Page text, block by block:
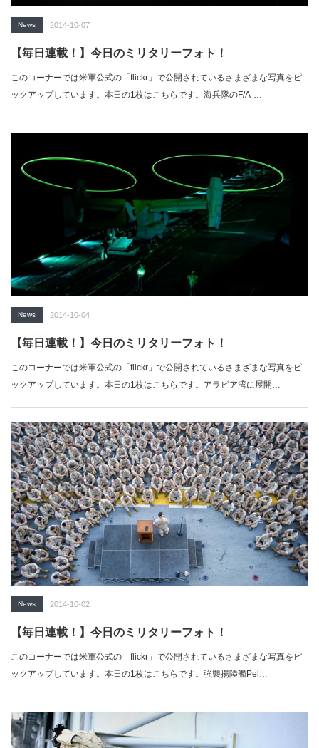
News 2014-10-07
【毎日連載！】今日のミリタリーフォト！
このコーナーでは米軍公式の「flickr」で公開されているさまざまな写真をピ
ックアップしています。本日の1枚はこちらです。海兵隊のF/A-…
News 2014-10-04
【毎日連載！】今日のミリタリーフォト！
このコーナーでは米軍公式の「flickr」で公開されているさまざまな写真をピ
ックアップしています。本日の1枚はこちらです。アラビア湾に展開…
News 2014-10-02
【毎日連載！】今日のミリタリーフォト！
このコーナーでは米軍公式の「flickr」で公開されているさまざまな写真をピ
ックアップしています。本日の1枚はこちらです。強襲揚陸艦Pel…